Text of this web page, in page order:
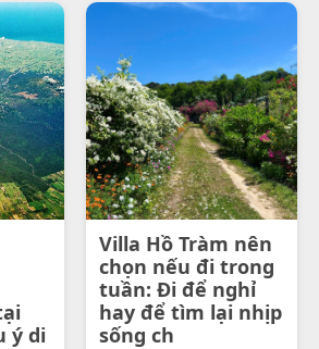
ý di
Villa Hồ Tràm nên
chọn nếu đi trong
tuần: Đi để nghỉ
hay để tìm lại nhịp
sống ch